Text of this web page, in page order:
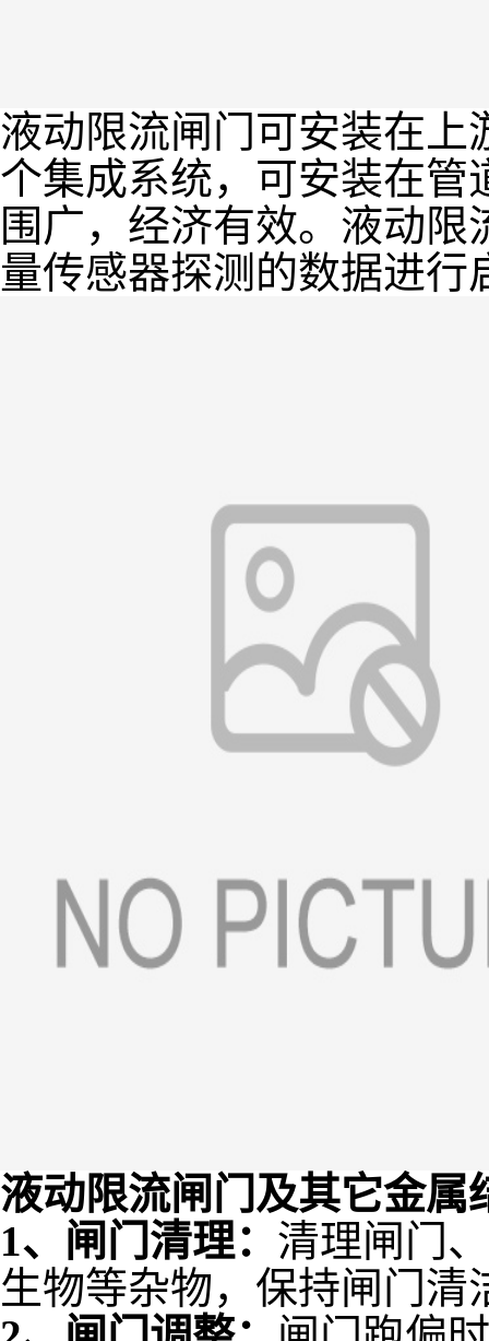
液动限流闸门可安装在
个集成系统，可安装在管
围广，经济有效。液动
量传感器探测的数据进行
液动限流闸门及其它金属
1、闸门清理： 清理闸门
生物等杂物，保持闸门清